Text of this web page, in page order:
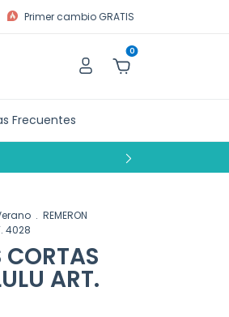
Primer cambio GRATIS
0
Frecuentes
. REMERON
4028
ART.